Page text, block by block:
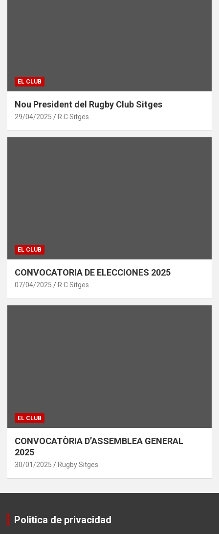
EL CLUB
Nou President del Rugby Club Sitges
29/04/2025 R.C.Sitges
EL CLUB
CONVOCATORIA DE ELECCIONES 2025
07/04/2025 R.C.Sitges
EL CLUB
CONVOCATÒRIA D’ASSEMBLEA GENERAL
2025
30/01/2025 Rugby Sitges
Politica de privacidad